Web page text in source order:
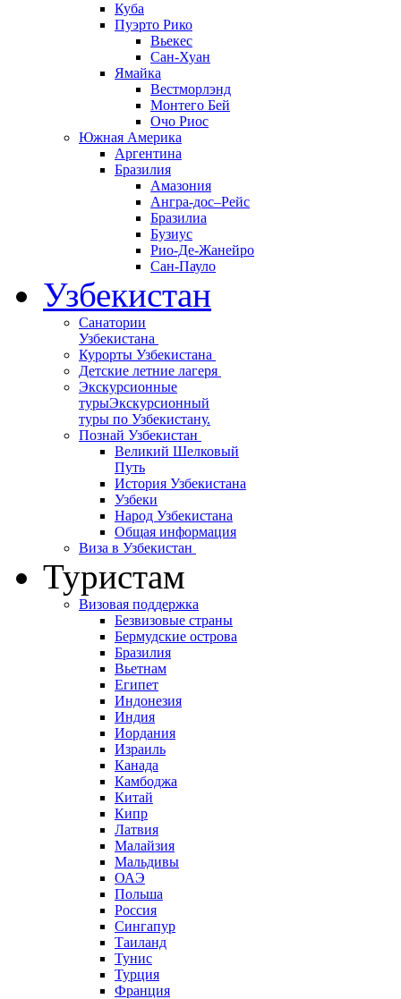
Куба
Пуэрто Рико
Вьекес
Сан-Хуан
Ямайка
Вестморлэнд
Монтего Бей
Очо Риос
Южная Америка
Аргентина
Бразилия
Амазония
Ангра-дос–Рейс
Бразилиа
Бузиус
Рио-Де-Жанейро
Сан-Пауло
Узбекистан
Санатории
Узбекистана
Курорты Узбекистана
Детские летние лагеря
Экскурсионные
турыЭкскурсионный
туры по Узбекистану.
Познай Узбекистан
Великий Шелковый
Путь
История Узбекистана
Узбеки
Народ Узбекистана
Общая информация
Виза в Узбекистан
Туристам
Визовая поддержка
Безвизовые страны
Бермудские острова
Бразилия
Вьетнам
Египет
Индонезия
Индия
Иордания
Израиль
Канада
Камбоджа
Китай
Кипр
Латвия
Малайзия
Мальдивы
ОАЭ
Польша
Россия
Сингапур
Таиланд
Тунис
Турция
Франция